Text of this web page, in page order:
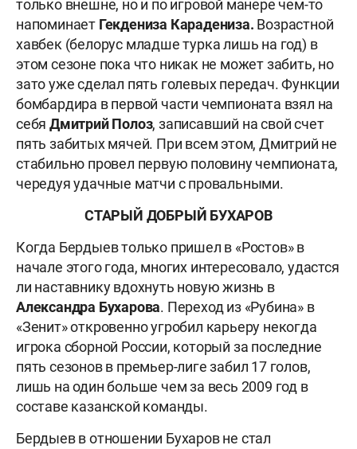
только внешне, но и по игровой манере чем-то
напоминает Гекдениза Карадениза. Возрастной
хавбек (белорус младше турка лишь на год) в
этом сезоне пока что никак не может забить, но
зато уже сделал пять голевых передач. Функции
бомбардира в первой части чемпионата взял на
себя Дмитрий Полоз, записавший на свой счет
пять забитых мячей. При всем этом, Дмитрий не
стабильно провел первую половину чемпионата,
чередуя удачные матчи с провальными.
СТАРЫЙ ДОБРЫЙ БУХАРОВ
Когда Бердыев только пришел в «Ростов» в
начале этого года, многих интересовало, удастся
ли наставнику вдохнуть новую жизнь в
Александра Бухарова. Переход из «Рубина» в
«Зенит» откровенно угробил карьеру некогда
игрока сборной России, который за последние
пять сезонов в премьер-лиге забил 17 голов,
лишь на один больше чем за весь 2009 год в
составе казанской команды.
Бердыев в отношении Бухаров не стал